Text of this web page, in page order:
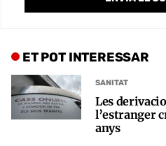
ET POT INTERESSAR
SANITAT
Les
l’estranger
anys